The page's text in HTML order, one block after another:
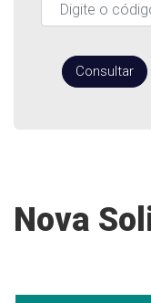
Consultar
Nova